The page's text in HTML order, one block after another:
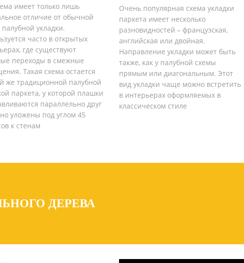
имеет только лишь
отличие от обычной
укладки.
часто в открытых
где существуют
переходы в смежные
Такая схема остается
же традиционной палубной
паркета, у которой плашки
параллельно друг
но уложены под углом 45
к стенам
Очень популярная схема укладки
паркета имеет несколько
разновидностей – французская,
английская или двойная.
Направление укладки может быть
также, как у палубной схемы
прямым или диагональным. Этот
вид укладки чаще можно встретить
в интерьерах оформляемых в
классическом стиле
ДЕРЕВА